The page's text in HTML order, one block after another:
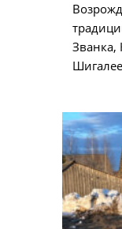
Званка,